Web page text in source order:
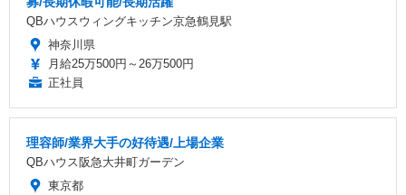
QBハウスウィングキッチン京急鶴見駅
神奈川県
月給25万500円～26万500円
正社員
理容師/業界大手の好待遇/上場企業
QBハウス阪急大井町ガーデン
東京都